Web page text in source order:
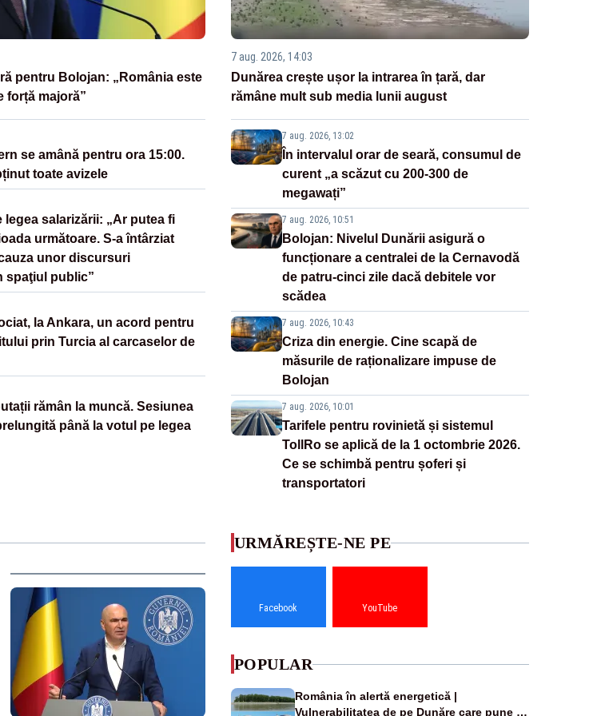
pentru Bolojan: „România este
forță majoră”
se amână pentru ora 15:00.
toate avizele
legea salarizării: „Ar putea fi
următoare. S-a întârziat
unor discursuri
spaţiul public”
la Ankara, un acord pentru
prin Turcia al carcaselor de
rămân la muncă. Sesiunea
până la votul pe legea
7 aug. 2026, 14:03
Dunărea crește ușor la intrarea în țară, dar
rămâne mult sub media lunii august
7 aug. 2026, 13:02
În intervalul orar de seară, consumul de
curent „a scăzut cu 200-300 de
megawați”
7 aug. 2026, 10:51
Bolojan: Nivelul Dunării asigură o
funcționare a centralei de la Cernavodă
de patru-cinci zile dacă debitele vor
scădea
7 aug. 2026, 10:43
Criza din energie. Cine scapă de
măsurile de raționalizare impuse de
Bolojan
7 aug. 2026, 10:01
Tarifele pentru rovinietă și sistemul
TollRo se aplică de la 1 octombrie 2026.
Ce se schimbă pentru șoferi și
transportatori
URMĂREȘTE-NE PE
Facebook YouTube
POPULAR
România în alertă energetică |
Vulnerabilitatea de pe Dunăre care pune în